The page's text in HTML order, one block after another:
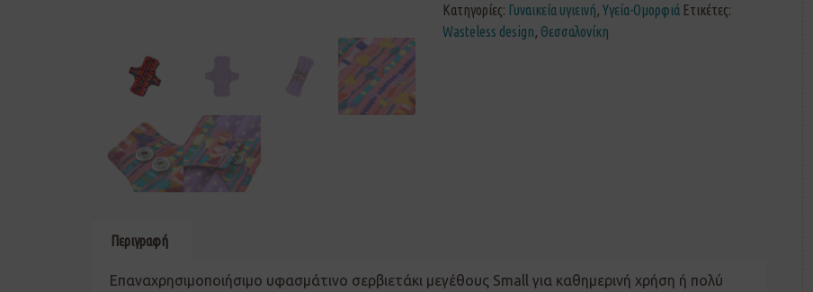
Κατηγορίες: Γυναικεία υγιεινή, Υγεία-Ομορφιά Ετικέτες:
Wasteless design, Θεσσαλονίκη
Περιγραφή
Επαναχρησιμοποιήσιμο υφασμάτινο σερβιετάκι μεγέθους Small για καθημερινή χρήση ή πολύ